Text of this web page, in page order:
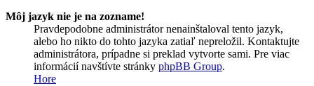
Môj jazyk nie je na zozname!
Pravdepodobne administrátor nenainštaloval tento jazyk,
alebo ho nikto do tohto jazyka zatiaľ nepreložil. Kontaktujte
administrátora, prípadne si preklad vytvorte sami. Pre viac
informácií navštívte stránky phpBB Group.
Hore